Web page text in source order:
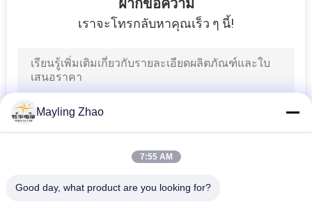
เราจะโทรกลับหาคุณเร็ว ๆ นี้!
Mayling Zhao
7:55 AM
Good day, what product are you looking for?